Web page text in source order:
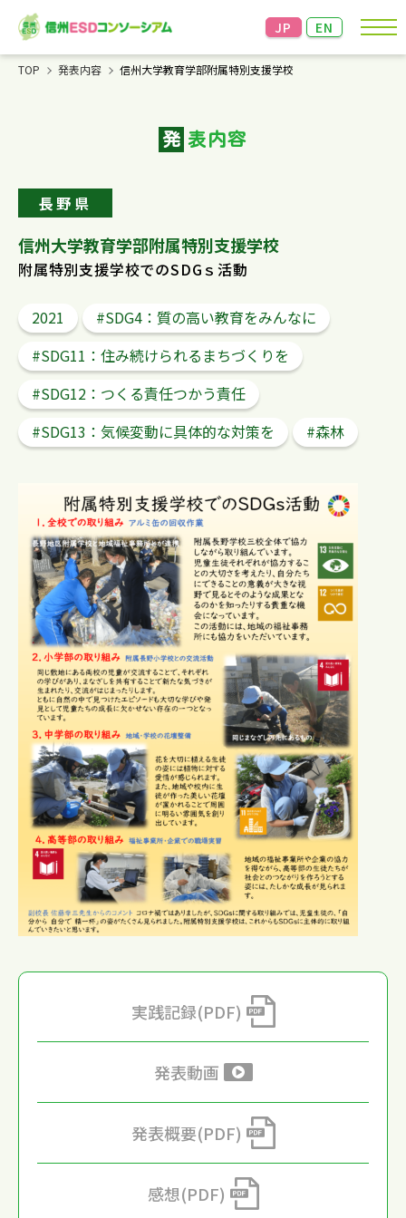
コンソーシアムについて
成果発表＆交流会
リンク
お問い合わせ
信州大学教育学部の個人情報
の保護方針に準じます。
こちらからご確認ください。
検 索
JP EN
TOP 発表内容 信州大学教育学部附属特別支援学校
発 表内容
長野県
信州大学教育学部附属特別支援学校
附属特別支援学校でのSDGｓ活動
2021
#SDG4：質の高い教育をみんなに
#SDG11：住み続けられるまちづくりを
#SDG12：つくる責任つかう責任
#SDG13：気候変動に具体的な対策を
#森林
実践記録(PDF)
発表動画
発表概要(PDF)
感想(PDF)